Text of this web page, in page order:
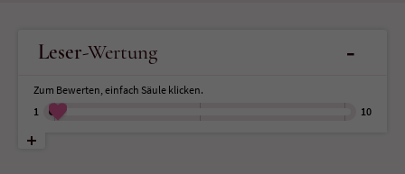
Leser-Wertung -
Zum Bewerten, einfach Säule klicken.
1
10
Name
Anbieter Literatur-Couch Medien GmbH & Co. KG
Laufzeit